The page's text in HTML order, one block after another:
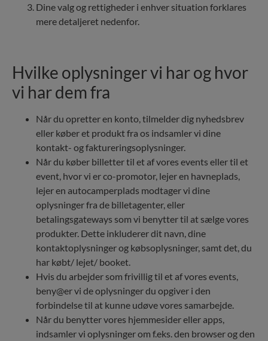
Dine valg og rettigheder i enhver situation forklares
mere detaljeret nedenfor.
Hvilke oplysninger vi har og hvor
vi har dem fra
Når du opretter en konto, tilmelder dig nyhedsbrev
eller køber et produkt fra os indsamler vi dine
kontakt- og faktureringsoplysninger.
Når du køber billetter til et af vores events eller til et
event, hvor vi er co-promotor, lejer en havneplads,
lejer en autocamperplads modtager vi dine
oplysninger fra de billetagenter, eller
betalingsgateways som vi benytter til at sælge vores
produkter. Dette inkluderer dit navn, dine
kontaktoplysninger og købsoplysninger, samt det, du
har købt/ lejet/ booket.
Hvis du arbejder som frivillig til et af vores events,
beny@er vi de oplysninger du opgiver i den
forbindelse til at kunne udøve vores samarbejde.
Når du benytter vores hjemmesider eller apps,
indsamler vi oplysninger om f.eks. den browser og den